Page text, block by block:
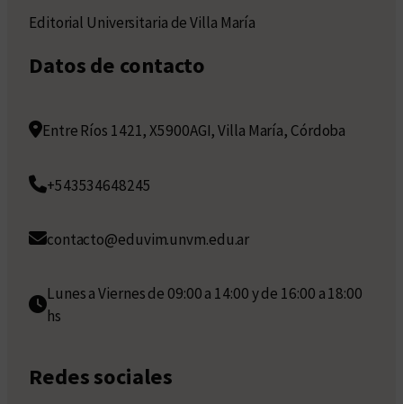
Editorial Universitaria de Villa María
Datos de contacto
Entre Ríos 1421, X5900AGI, Villa María, Córdoba
+543534648245
contacto@eduvim.unvm.edu.ar
Lunes a Viernes de 09:00 a 14:00 y de 16:00 a 18:00
hs
Redes sociales